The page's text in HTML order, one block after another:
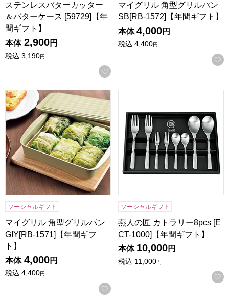
ステンレスバターカッター
＆バターケース [59729]【年
間ギフト】
本体 2,900円
税込 3,190円
お気に入りに登録する
マイグリル 角型グリルパン
SB[RB-1572]【年間ギフト】
本体 4,000円
税込 4,400円
マイグリル 角型グリルパン GIY[RB-1571]【年間ギフト】
ソーシャルギフト
マイグリル 角型グリルパン
GIY[RB-1571]【年間ギフ
ト】
本体 4,000円
税込 4,400円
お気に入りに登録する
ソーシャルギフト
燕人の匠 カトラリー8pcs [E
CT-1000]【年間ギフト】
本体 10,000円
税込 11,000円